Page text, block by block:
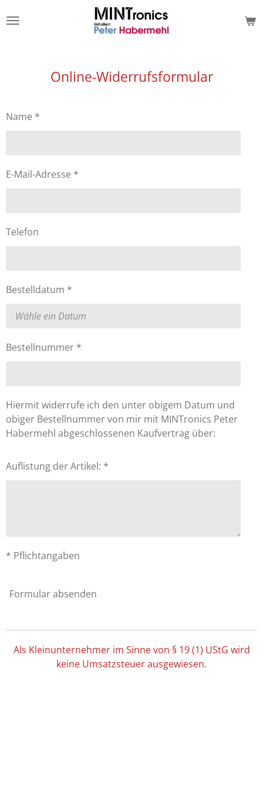
Hauptinhalt
Online-Widerrufsformular
Name *
E-Mail-Adresse *
Telefon
Bestelldatum *
Bestellnummer *
Hiermit widerrufe ich den unter obigem Datum und
obiger Bestellnummer von mir mit MINTronics Peter
Habermehl abgeschlossenen Kaufvertrag über:
Auflistung der Artikel: *
* Pflichtangaben
Formular absenden
Als Kleinunternehmer im Sinne von § 19 (1) UStG wird
keine Umsatzsteuer ausgewiesen.